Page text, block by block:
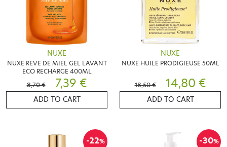
NUXE
NUXE REVE DE MIEL GEL LAVANT
ECO RECHARGE 400ML
8,70 €
7,39 €
ADD TO CART
NUXE
NUXE HUILE PRODIGIEUSE 50ML
18,50 € 14,80 €
ADD TO CART
-22% -30%